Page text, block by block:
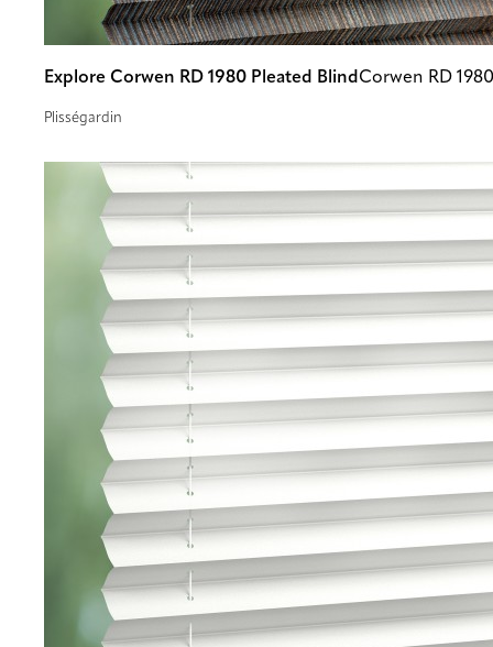
Explore Corwen RD 1980 Pleated BlindCorwen RD 1980
Plisségardin